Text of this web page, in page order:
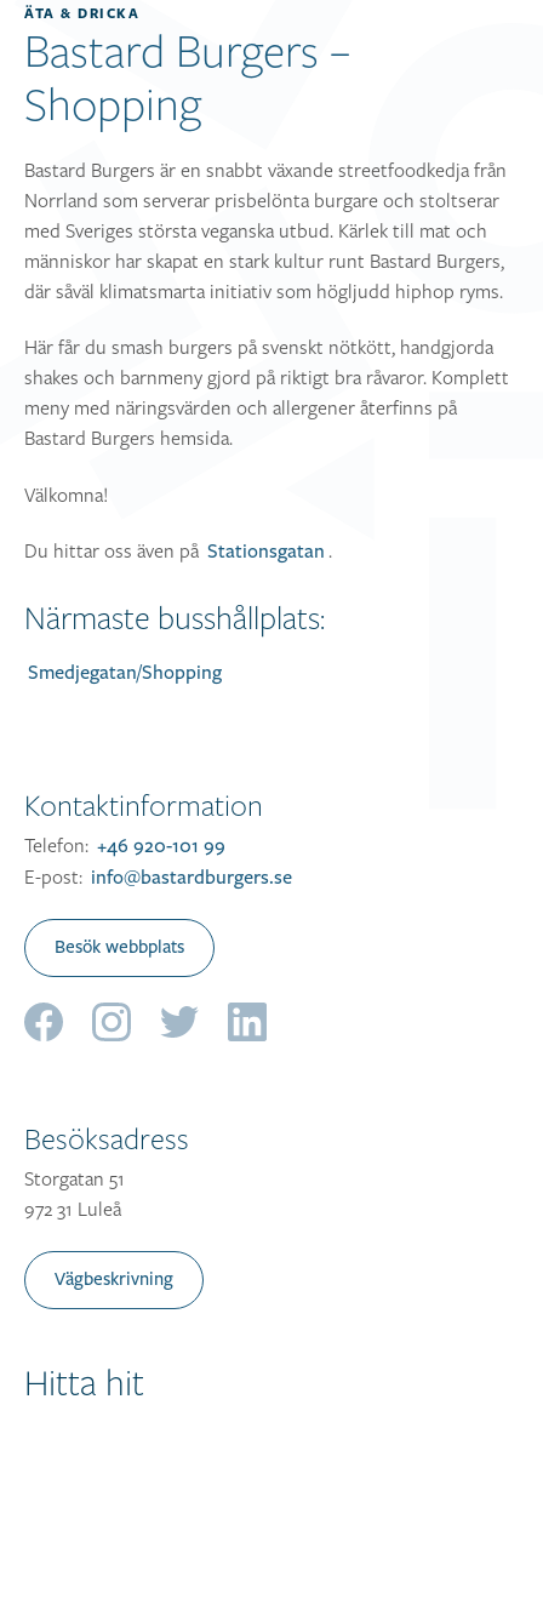
ÄTA & DRICKA
Bastard Burgers –
Shopping
Bastard Burgers är en snabbt växande streetfoodkedja från
Norrland som serverar prisbelönta burgare och stoltserar
med Sveriges största veganska utbud. Kärlek till mat och
människor har skapat en stark kultur runt Bastard Burgers,
där såväl klimatsmarta initiativ som högljudd hiphop ryms.
Här får du smash burgers på svenskt nötkött, handgjorda
shakes och barnmeny gjord på riktigt bra råvaror. Komplett
meny med näringsvärden och allergener återfinns på
Bastard Burgers hemsida.
Välkomna!
Du hittar oss även på Stationsgatan .
Närmaste busshållplats:
Smedjegatan/Shopping
Kontaktinformation
Telefon: +46 920-101 99
E-post: info@bastardburgers.se
Besök webbplats
Besöksadress
Storgatan 51
972 31 Luleå
Vägbeskrivning
Hitta hit